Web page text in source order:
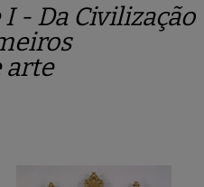
- Da Civilização
arte